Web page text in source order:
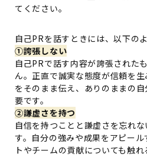
てください。
自己PRを話すときには、以下の
①誇張しない
自己PRで話す内容が誇張された
ん。正直で誠実な態度が信頼を
をそのまま伝え、ありのままの
要です。
②謙虚さを持つ
自信を持つことと謙虚さを忘れ
す。自分の強みや成果をアピー
トやチームの貢献についても触れ